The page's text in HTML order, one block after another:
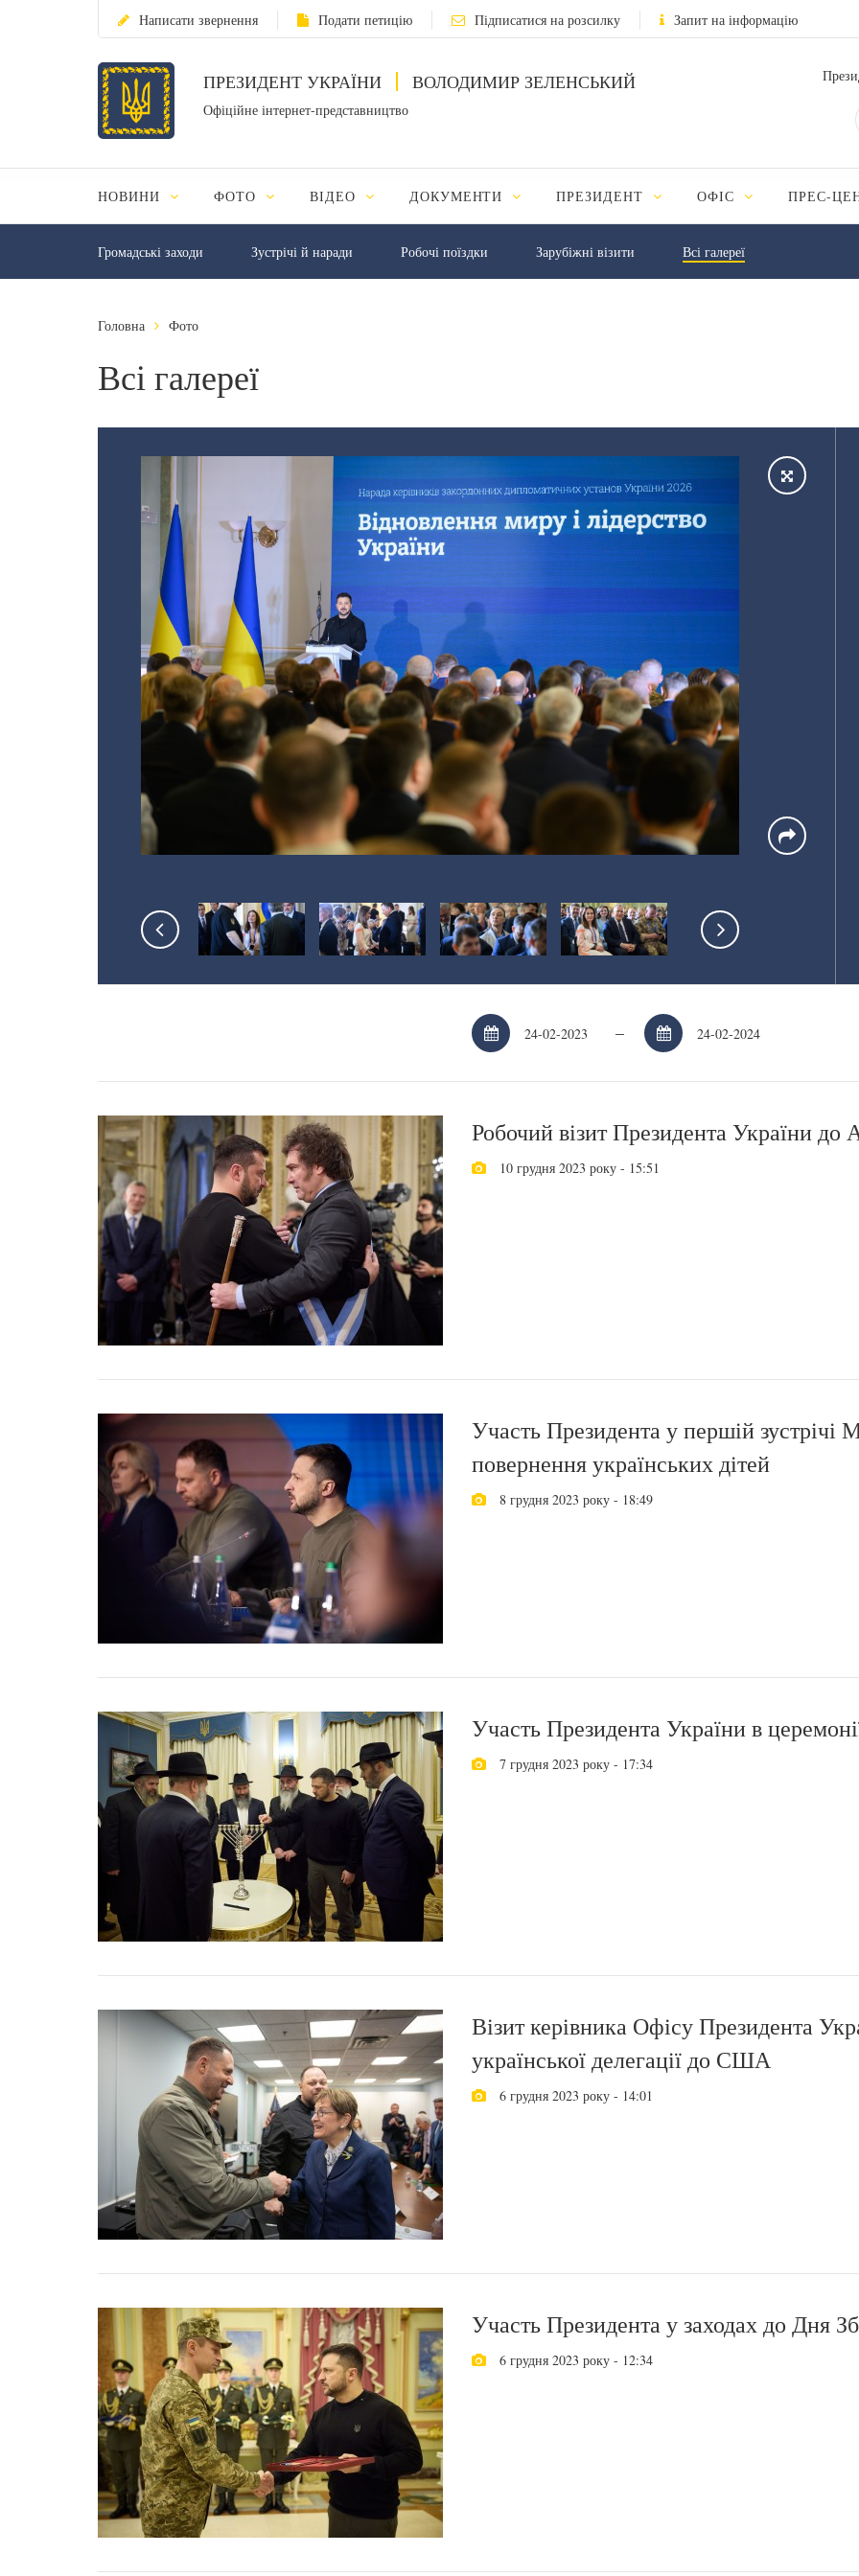
Написати звернення Подати петицію Підписатися на розсилку Запит на інформацію
ПРЕЗИДЕНТ УКРАЇНИ ВОЛОДИМИР ЗЕЛЕНСЬКИЙ
Офіційне інтернет-представництво
НОВИНИ ФОТО ВІДЕО ДОКУМЕНТИ ПРЕЗИДЕНТ ОФІС ПРЕС-
Громадські заходи Зустрічі й наради Робочі поїздки Зарубіжні візити Всі галереї
Головна Фото
Всі галереї
–
Робочий візит Президента України до
10 грудня 2023 року - 15:51
Участь Президента у першій зустрічі
повернення українських дітей
8 грудня 2023 року - 18:49
Участь Президента України в
7 грудня 2023 року - 17:34
Візит керівника Офісу Президента
української делегації до США
6 грудня 2023 року - 14:01
Участь Президента у заходах до Дня
6 грудня 2023 року - 12:34